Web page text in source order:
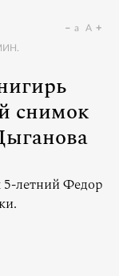
a A
снимок
5-летний Федор